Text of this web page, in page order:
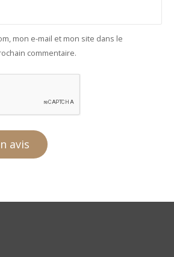
mon e-mail et mon site dans le
commentaire.